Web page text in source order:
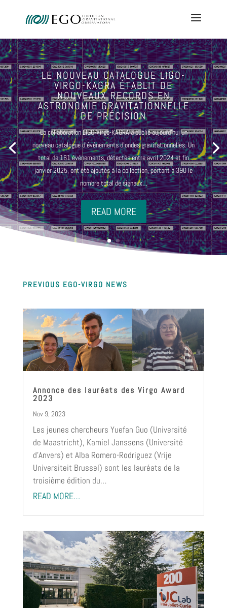
LE NOUVEAU CATALOGUE LIGO-
VIRGO-KAGRA ÉTABLIT DE
NOUVEAUX RECORDS EN
ASTRONOMIE GRAVITATIONNELLE
DE PRÉCISION
La collaboration LIGO-Virgo-KAGRA a publié aujourd’hui un
nouveau catalogue d’événements d’ondes gravitationnelles. Un
total de 161 événements, détectés entre avril 2024 et fin
janvier 2025, ont été ajoutés à la collection, portant à 390 le
nombre total de signaux…
READ MORE
PREVIOUS EGO-VIRGO NEWS
Annonce des lauréats des Virgo Award
2023
Nov 9, 2023
Les jeunes chercheurs Yuefan Guo (Université
de Maastricht), Kamiel Janssens (Université
d’Anvers) et Alba Romero-Rodriguez (Vrije
Universiteit Brussel) sont les lauréats de la
troisième édition du…
READ MORE…